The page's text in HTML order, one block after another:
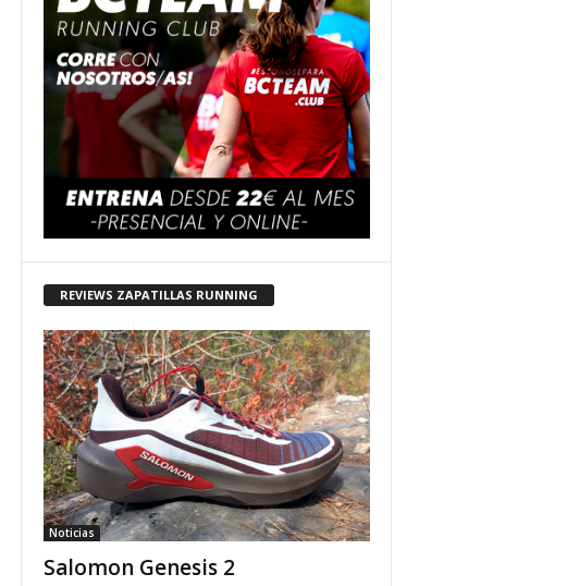
REVIEWS ZAPATILLAS RUNNING
Noticias
Salomon Genesis 2